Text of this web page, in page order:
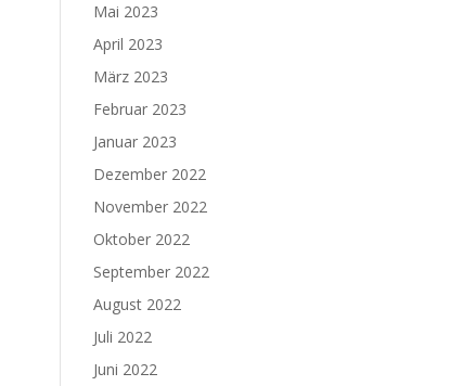
Mai 2023
April 2023
März 2023
Februar 2023
Januar 2023
Dezember 2022
November 2022
Oktober 2022
September 2022
August 2022
Juli 2022
Juni 2022